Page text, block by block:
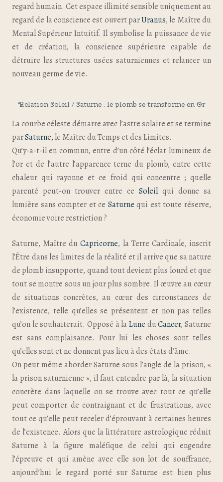
regard humain. Cet espace illimité sensible uniquement au
regard de la conscience est ouvert parUranus, le Maître du
Mental Supérieur Intuitif. Il symbolise la puissance de vie
et de création, la conscience supérieure capable de
détruire les structures usées saturniennes et relancer un
nouveau germe de vie.
Relation Soleil / Saturne : le plomb se transforme en Or
La courbe céleste démarre avec l’astre solaire et se termine
parSaturne, le Maître du Temps et des Limites.
Qu’y-a-t-il en commun, entre d’un côté l’éclat lumineux de
l’or et de l’autre l’apparence terne du plomb, entre cette
chaleur qui rayonne et ce froid qui concentre ; quelle
parenté peut-on trouver entre ce Soleil qui donne sa
lumière sans compter et ce Saturne qui est toute réserve,
économie voire restriction ?
Saturne, Maître duCapricorne, la Terre Cardinale, inscrit
l’Être dans les limites de la réalité et il arrive que sa nature
de plomb insupporte, quand tout devient plus lourd et que
tout se montre sous un jour plus sombre. Il œuvre au cœur
de situations concrètes, au cœur des circonstances de
l’existence, telle qu’elles se présentent et non pas telles
qu’on le souhaiterait. Opposé à laLune duCancer, Saturne
est sans complaisance. Pour lui les choses sont telles
qu’elles sont et ne donnent pas lieu à des états d’âme.
On peut même aborder Saturne sous l’angle de la prison, «
la prison saturnienne », il faut entendre par là, la situation
concrète dans laquelle on se trouve avec tout ce qu’elle
peut comporter de contraignant et de frustrations, avec
tout ce qu’elle peut receler d’éprouvant à certaines heures
de l’existence. Alors que la littérature astrologique réduit
Saturne à la figure maléfique de celui qui engendre
l’épreuve et qui amène avec elle son lot de souffrance,
aujourd’hui le regard porté sur Saturne est bien plus